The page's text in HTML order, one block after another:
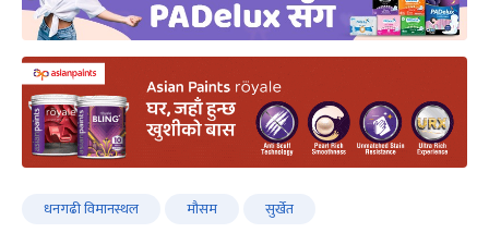
धनगढी विमानस्थल मौसम सुर्खेत